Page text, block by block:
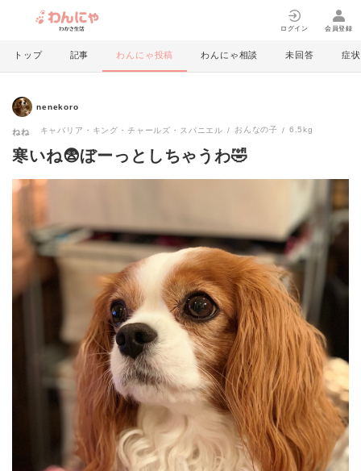
ログイン 会員登録
トップ 記事 わんにゃ投稿 わんにゃ相談 未回答 症状
nenekoro
ねね キャバリア・キング・チャールズ・スパニエル おんなの子 6.5kg
寒いね😨ぼーっとしちゃうわ🤣